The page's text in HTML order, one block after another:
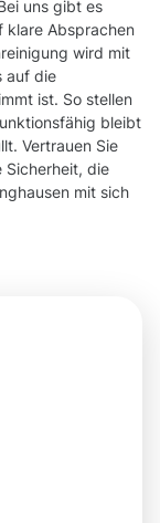
uns gibt es
klare Absprachen
wird mit
auf die
ist. So stellen
bleibt
Vertrauen Sie
Sicherheit, die
mit sich